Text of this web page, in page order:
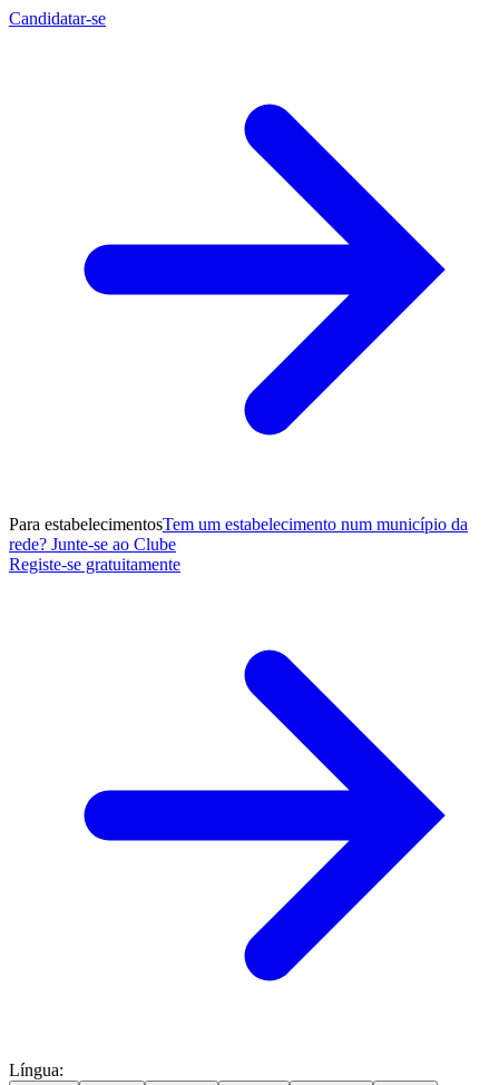
Candidatar-se
Para estabelecimentosTem um estabelecimento num município da
rede? Junte-se ao Clube
Registe-se gratuitamente
Língua: